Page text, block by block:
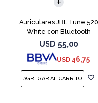
Auriculares JBL Tune 520
White con Bluetooth
USD 55,00
USD 46,75